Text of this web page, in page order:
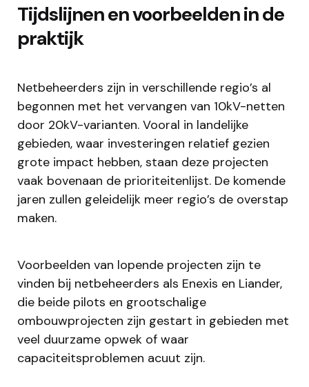
Tijdslijnen en voorbeelden in de
praktijk
Netbeheerders zijn in verschillende regio’s al
begonnen met het vervangen van 10kV-netten
door 20kV-varianten. Vooral in landelijke
gebieden, waar investeringen relatief gezien
grote impact hebben, staan deze projecten
vaak bovenaan de prioriteitenlijst. De komende
jaren zullen geleidelijk meer regio’s de overstap
maken.
Voorbeelden van lopende projecten zijn te
vinden bij netbeheerders als Enexis en Liander,
die beide pilots en grootschalige
ombouwprojecten zijn gestart in gebieden met
veel duurzame opwek of waar
capaciteitsproblemen acuut zijn.